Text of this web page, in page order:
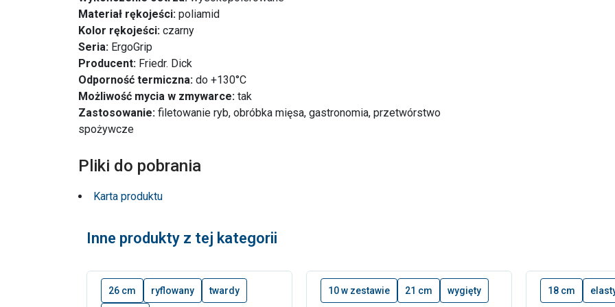
Materiał rękojeści: poliamid
Kolor rękojeści: czarny
Seria: ErgoGrip
Producent: Friedr. Dick
Odporność termiczna: do +130°C
Możliwość mycia w zmywarce: tak
Zastosowanie: filetowanie ryb, obróbka mięsa, gastronomia, przetwórstwo
spożywcze
Pliki do pobrania
Karta produktu
Inne produkty z tej kategorii
26 cm ryflowany twardy 10 w zestawie 21 cm wygięty 18 cm